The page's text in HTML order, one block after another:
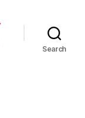
Search